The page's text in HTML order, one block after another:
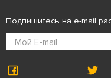
Подпишитесь на e-mail